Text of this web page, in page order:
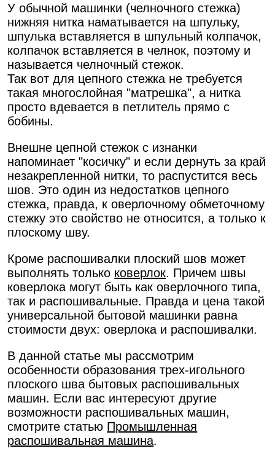
У обычной машинки (челночного стежка)
нижняя нитка наматывается на шпульку,
шпулька вставляется в шпульный колпачок,
колпачок вставляется в челнок, поэтому и
называется челночный стежок.
Так вот для цепного стежка не требуется
такая многослойная "матрешка", а нитка
просто вдевается в петлитель прямо с
бобины.
Внешне цепной стежок с изнанки
напоминает "косичку" и если дернуть за край
незакрепленной нитки, то распустится весь
шов. Это один из недостатков цепного
стежка, правда, к оверлочному обметочному
стежку это свойство не относится, а только к
плоскому шву.
Кроме распошивалки плоский шов может
выполнять только коверлок. Причем швы
коверлока могут быть как оверлочного типа,
так и распошивальные. Правда и цена такой
универсальной бытовой машинки равна
стоимости двух: оверлока и распошивалки.
В данной статье мы рассмотрим
особенности образования трех-игольного
плоского шва бытовых распошивальных
машин. Если вас интересуют другие
возможности распошивальных машин,
смотрите статью Промышленная
распошивальная машина.